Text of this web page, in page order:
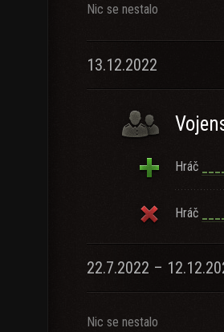
Nic se nestalo
13.12.2022
Hráč
Hráč
22.7.2022 –
Nic se nestalo